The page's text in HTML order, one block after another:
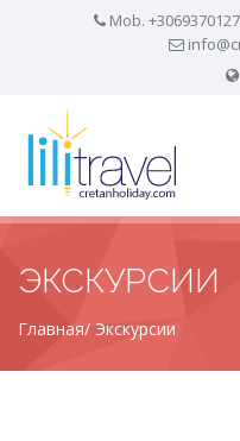
Mob.
ЭКСКУРСИИ
Главная Экскурсии